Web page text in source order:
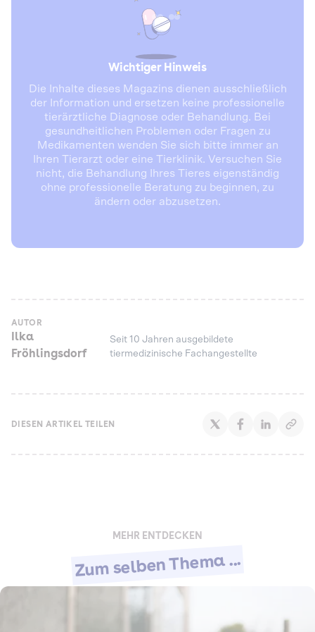
Wichtiger Hinweis
Die Inhalte dieses Magazins dienen ausschließlich
der Information und ersetzen keine professionelle
tierärztliche Diagnose oder Behandlung. Bei
gesundheitlichen Problemen oder Fragen zu
Medikamenten wenden Sie sich bitte immer an
Ihren Tierarzt oder eine Tierklinik. Versuchen Sie
nicht, die Behandlung Ihres Tieres eigenständig
ohne professionelle Beratung zu beginnen, zu
ändern oder abzusetzen.
AUTOR
Ilka
Fröhlingsdorf
Seit 10 Jahren ausgebildete
tiermedizinische Fachangestellte
DIESEN ARTIKEL TEILEN
MEHR ENTDECKEN
Zum selben Thema ...